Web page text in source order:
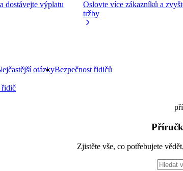
dostávejte výplatu
Oslovte více zákazníků a
tržby
otázkyBezpečnost řidičů
řidič
Zjistěte vše, co potřebujete